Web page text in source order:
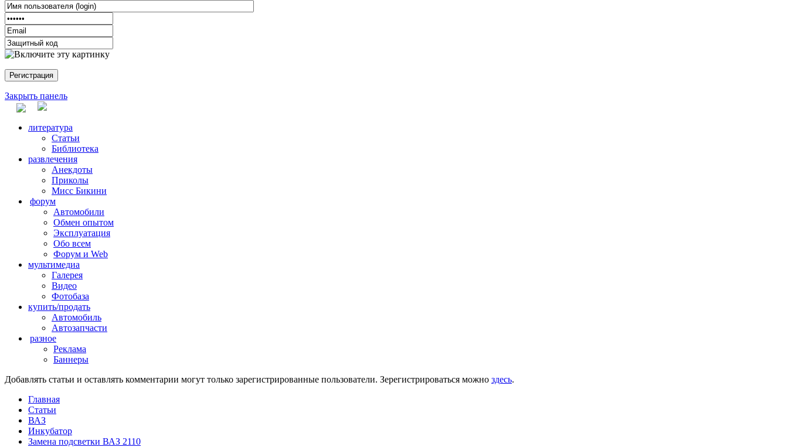
Закрыть панель
литература
Статьи
Библиотека
развлечения
Анекдоты
Приколы
Мисс Бикини
форум
Автомобили
Обмен опытом
Эксплуатация
Обо всем
Форум и Web
мультимедиа
Галерея
Видео
Фотобаза
купить/продать
Автомобиль
Автозапчасти
разное
Реклама
Баннеры
Добавлять статьи и оставлять комментарии могут только зарегистрированные пользователи. Зерегистрироваться можно здесь.
Главная
Статьи
ВАЗ
Инкубатор
Замена подсветки ВАЗ 2110